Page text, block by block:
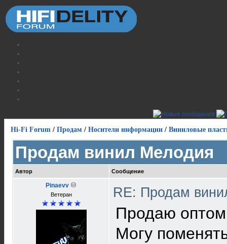
Hi-Fi Forum / Продам / Носители информации / Виниловые
Продам винил Мелодия
Автор Сообщение
Pinaevv
Ветеран RE: Продам
Продаю оптом
Могу